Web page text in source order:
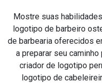
Mostre suas
logotipo de barbeiro
de barbearia oferecidos
a preparar seu
criador de logotipo
logotipo de